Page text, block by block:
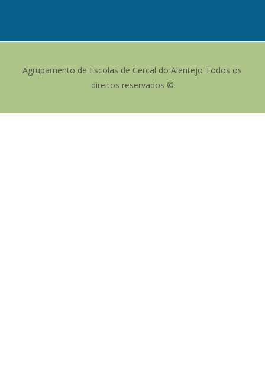
Agrupamento de Escolas de Cercal do Alentejo Todos os
direitos reservados ©